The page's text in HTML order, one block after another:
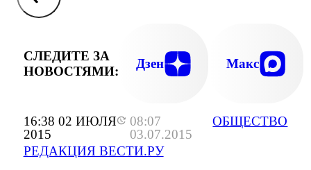
16:38 02 ИЮЛЯ
2015
08:07
03.07.2015
РЕДАКЦИЯ ВЕСТИ.РУ
ОБЩЕСТВО
СЛЕДИТЕ ЗА
НОВОСТЯМИ:
Дзен Макс